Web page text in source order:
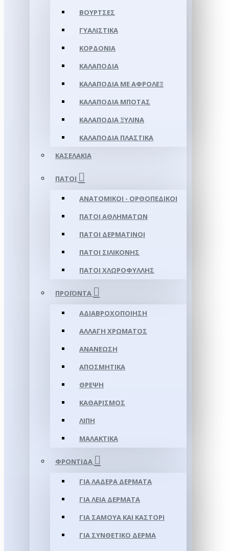
ΒΟΎΡΤΣΕΣ
ΓΥΑΛΙΣΤΙΚΆ
ΚΟΡΔΌΝΙΑ
ΚΑΛΑΠΌΔΙΑ
ΚΑΛΑΠΌΔΙΑ ΜΕ ΑΦΡΟΛΕΞ
ΚΑΛΑΠΌΔΙΑ ΜΠΌΤΑΣ
ΚΑΛΑΠΌΔΙΑ ΞΎΛΙΝΑ
ΚΑΛΑΠΌΔΙΑ ΠΛΑΣΤΙΚΆ
ΚΑΣΕΛΆΚΙΑ
ΠΆΤΟΙ
ΑΝΑΤΟΜΙΚΟΊ - ΟΡΘΟΠΕΔΙΚΟΊ
ΠΆΤΟΙ ΑΘΛΗΜΆΤΩΝ
ΠΆΤΟΙ ΔΕΡΜΆΤΙΝΟΙ
ΠΆΤΟΙ ΣΙΛΙΚΌΝΗΣ
ΠΆΤΟΙ ΧΛΩΡΟΦΎΛΛΗΣ
ΠΡΟΪΌΝΤΑ
ΑΔΙΑΒΡΟΧΟΠΟΊΗΣΗ
ΑΛΛΑΓΉ ΧΡΏΜΑΤΟΣ
ΑΝΑΝΈΩΣΗ
ΑΠΟΣΜΗΤΙΚΆ
ΘΡΈΨΗ
ΚΑΘΑΡΙΣΜΌΣ
ΛΊΠΗ
ΜΑΛΑΚΤΙΚΆ
ΦΡΟΝΤΊΔΑ
ΓΙΑ ΛΑΔΕΡΆ ΔΈΡΜΑΤΑ
ΓΙΑ ΛΕΊΑ ΔΈΡΜΑΤΑ
ΓΙΑ ΣΑΜΟΥΑ ΚΑΙ ΚΑΣΤΌΡΙ
ΓΙΑ ΣΥΝΘΕΤΙΚΌ ΔΈΡΜΑ